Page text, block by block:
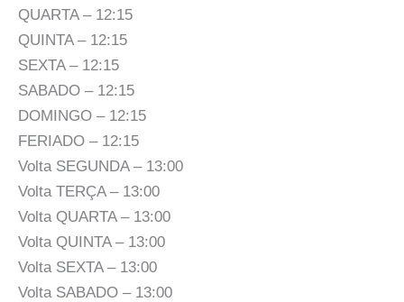
QUARTA – 12:15
QUINTA – 12:15
SEXTA – 12:15
SABADO – 12:15
DOMINGO – 12:15
FERIADO – 12:15
Volta SEGUNDA – 13:00
Volta TERÇA – 13:00
Volta QUARTA – 13:00
Volta QUINTA – 13:00
Volta SEXTA – 13:00
Volta SABADO – 13:00